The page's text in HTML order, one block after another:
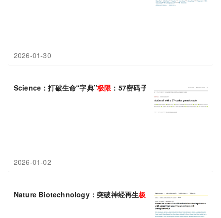
2026-01-30
Science：打破生命“字典”极限 ：57密码子合成大肠杆菌，刷新
2026-01-02
Nature Biotechnology：突破神经再生极限 ——数十万轴突穿越